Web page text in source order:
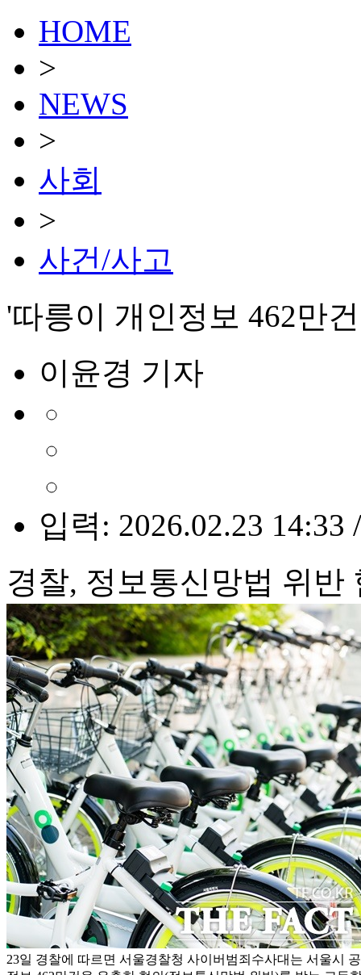
HOME
>
NEWS
>
사회
>
사건/사고
'따릉이 개인정보 462만
이윤경 기자
입력: 2026.02.23 14:33
경찰, 정보통신망법 위반
23일 경찰에 따르면 서울경찰청 사이버범죄수사대는 서울시